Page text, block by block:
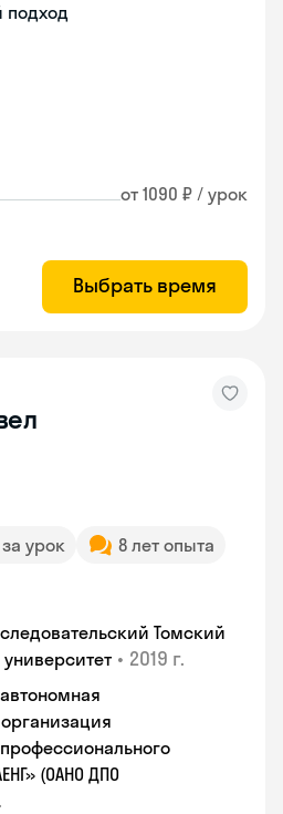
подход
от 1090 ₽ / урок
Выбрать время
за урок
8 лет опыта
Томский
• 2019 г.
(ОАНО ДПО